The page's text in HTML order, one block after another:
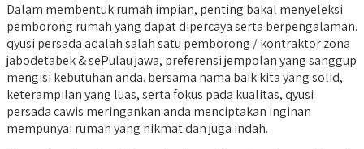
Dalam membentuk rumah impian, penting bakal menyeleksi
pemborong rumah yang dapat dipercaya serta berpengalaman.
qyusi persada adalah salah satu pemborong / kontraktor zona
jabodetabek & sePulau jawa, preferensi jempolan yang sanggup
mengisi kebutuhan anda. bersama nama baik kita yang solid,
keterampilan yang luas, serta fokus pada kualitas, qyusi
persada cawis meringankan anda menciptakan inginan
mempunyai rumah yang nikmat dan juga indah.